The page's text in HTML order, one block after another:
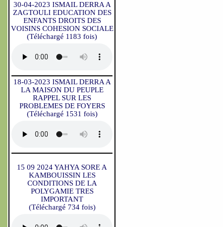
30-04-2023 ISMAIL DERRA A
ZAGTOULI EDUCATION DES
ENFANTS DROITS DES
VOISINS COHESION SOCIALE
(Téléchargé 1183 fois)
18-03-2023 ISMAIL DERRA A
LA MAISON DU PEUPLE
RAPPEL SUR LES
PROBLEMES DE FOYERS
(Téléchargé 1531 fois)
15 09 2024 YAHYA SORE A
KAMBOUISSIN LES
CONDITIONS DE LA
POLYGAMIE TRES
IMPORTANT
(Téléchargé 734 fois)